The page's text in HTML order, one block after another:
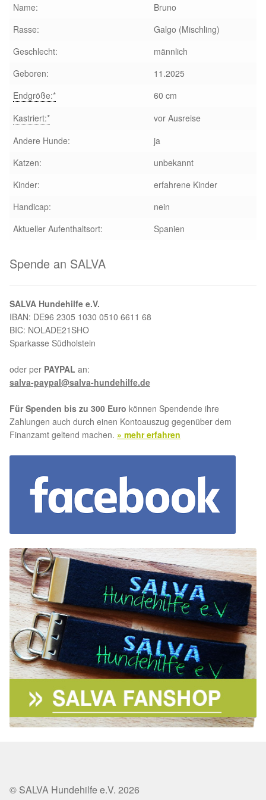
Name:
Bruno
Rasse:
Galgo (Mischling)
Geschlecht:
männlich
Geboren:
11.2025
Endgröße:*
60 cm
Kastriert:*
vor Ausreise
Andere Hunde:
ja
Katzen:
unbekannt
Kinder:
erfahrene Kinder
Handicap:
nein
Aktueller Aufenthaltsort:
Spanien
Spende an SALVA
SALVA Hundehilfe e.V.
IBAN: DE96 2305 1030 0510 6611 68
BIC: NOLADE21SHO
Sparkasse Südholstein
oder per PAYPAL an:
salva-paypal@salva-hundehilfe.de
Für Spenden bis zu 300 Euro können Spendende ihre
Zahlungen auch durch einen Kontoauszug gegenüber dem
Finanzamt geltend machen. » mehr erfahren
© SALVA Hundehilfe e.V. 2026